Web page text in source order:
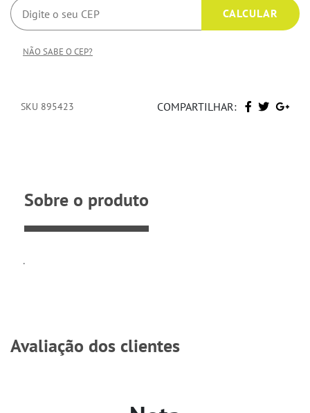
NÃO SABE O CEP?
SKU 895423 COMPARTILHAR:
Sobre o produto
.
Avaliação dos clientes